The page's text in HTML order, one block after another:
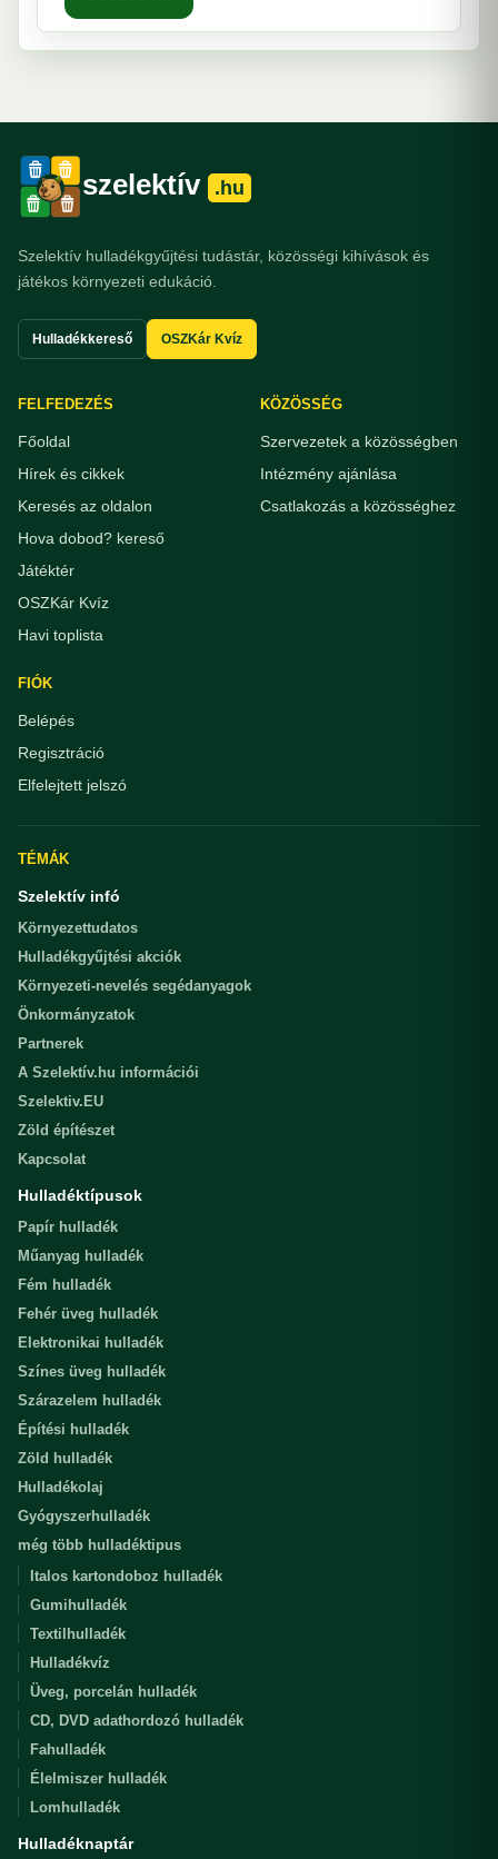
szelektív .hu
Szelektív hulladékgyűjtési tudástár, közösségi kihívások és
játékos környezeti edukáció.
Hulladékkereső OSZKár Kvíz
FELFEDEZÉS
Főoldal
Hírek és cikkek
Keresés az oldalon
Hova dobod? kereső
Játéktér
OSZKár Kvíz
Havi toplista
KÖZÖSSÉG
Szervezetek a közösségben
Intézmény ajánlása
Csatlakozás a közösséghez
FIÓK
Belépés
Regisztráció
Elfelejtett jelszó
TÉMÁK
Szelektív infó
Környezettudatos
Hulladékgyűjtési akciók
Környezeti-nevelés segédanyagok
Önkormányzatok
Partnerek
A Szelektív.hu információi
Szelektiv.EU
Zöld építészet
Kapcsolat
Hulladéktípusok
Papír hulladék
Műanyag hulladék
Fém hulladék
Fehér üveg hulladék
Elektronikai hulladék
Színes üveg hulladék
Szárazelem hulladék
Építési hulladék
Zöld hulladék
Hulladékolaj
Gyógyszerhulladék
még több hulladéktipus
Italos kartondoboz hulladék
Gumihulladék
Textilhulladék
Hulladékvíz
Üveg, porcelán hulladék
CD, DVD adathordozó hulladék
Fahulladék
Élelmiszer hulladék
Lomhulladék
Hulladéknaptár